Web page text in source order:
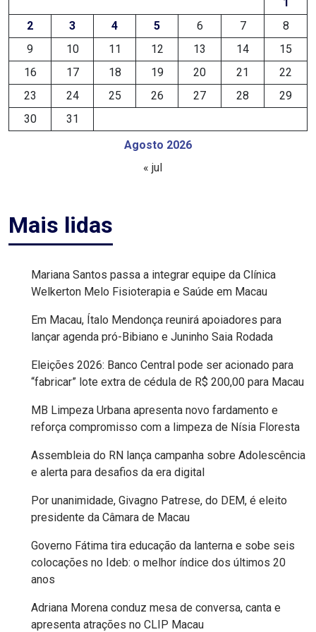
FANEX
FESTA
DAS
CRIANÇAS
2025
FOLIA
FPM
FUTEBOL
FUTSAL
FUTURO
DE
EMPREGO
E
Agosto 2026
1
2
3 4 5 6 7
8
9
10 11 12 13 14
15
16
17 18 19 20 21
22
23
24 25 26 27 28
29
30
31
« jul
Mais lidas
Mariana Santos passa a integrar equipe da Clínica
Welkerton Melo Fisioterapia e Saúde em Macau
Em Macau, Ítalo Mendonça reunirá apoiadores para
lançar agenda pró-Bibiano e Juninho Saia Rodada
Eleições 2026: Banco Central pode ser acionado para
“fabricar” lote extra de cédula de R$ 200,00 para Macau
MB Limpeza Urbana apresenta novo fardamento e
reforça compromisso com a limpeza de Nísia Floresta
Assembleia do RN lança campanha sobre Adolescência
e alerta para desafios da era digital
Por unanimidade, Givagno Patrese, do DEM, é eleito
presidente da Câmara de Macau
Governo Fátima tira educação da lanterna e sobe seis
colocações no Ideb: o melhor índice dos últimos 20
anos
Adriana Morena conduz mesa de conversa, canta e
apresenta atrações no CLIP Macau